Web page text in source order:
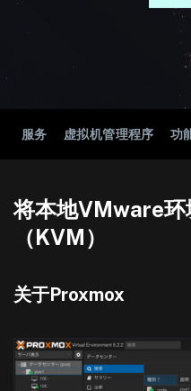
服务 虚拟机管理程序 功
将本地VMware环
（KVM）
关于Proxmox